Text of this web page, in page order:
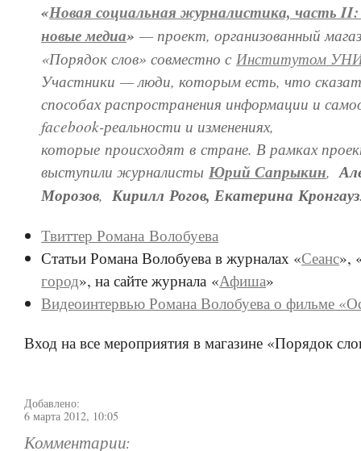
«Новая социальная журналистика, часть
новые медиа» — проект, организованный
«Порядок слов» совместно сИнститутом
Участники — люди, которым есть, что
способах распространения информации и
facebook-реальности и изменениях,
которые происходят в стране. В рамках
выступили журналистыЮрий Сапрыкин,
Морозов,Кирилл Рогов, Екатерина Кронгауз
Твиттер Романа Волобуева
Статьи Романа Волобуева в журналах «Сеанс»,
город», на сайте журнала «Афиша»
Видеоинтервью Романа Волобуева о фильме
Вход на все мероприятия в магазине «Порядок
Добавлено:
6 марта 2012, 10:05
Комментарии: